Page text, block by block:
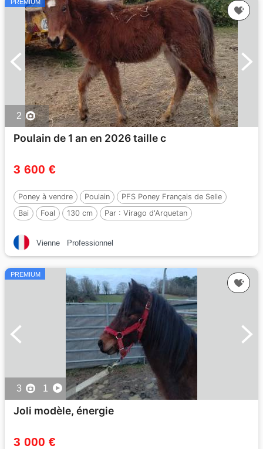
PREMIUM
2
Poulain de 1 an en 2026 taille c
3 600 €
Poney à vendre Poulain
PFS Poney Français de Selle
Bai
Foal 130 cm Par : Virago d'Arquetan
Vienne Professionnel
PREMIUM
3 1
Joli modèle, énergie
3 000 €